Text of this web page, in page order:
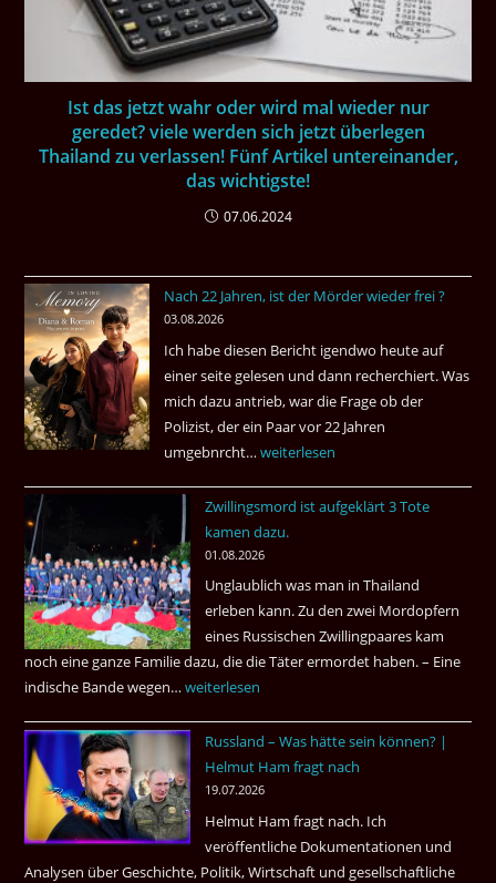
Ist das jetzt wahr oder wird mal wieder nur
geredet? viele werden sich jetzt überlegen
Thailand zu verlassen! Fünf Artikel untereinander,
das wichtigste!
07.06.2024
Nach 22 Jahren, ist der Mörder wieder frei ?
03.08.2026
Ich habe diesen Bericht igendwo heute auf
einer seite gelesen und dann recherchiert. Was
mich dazu antrieb, war die Frage ob der
Polizist, der ein Paar vor 22 Jahren
umgebnrcht… Nach
Jahren,
ist
der
Mörder
wieder
frei
?
weiterlesen
Zwillingsmord ist aufgeklärt 3 Tote
kamen dazu.
01.08.2026
Unglaublich was man in Thailand
erleben kann. Zu den zwei Mordopfern
eines Russischen Zwillingpaares kam
noch eine ganze Familie dazu, die die Täter ermordet haben. – Eine
indische Bande wegen…Zwillingsmord
aufgeklärt
3
Tote
kamen
dazu.
weiterlesen
Russland – Was hätte sein können? |
Helmut Ham fragt nach
19.07.2026
Helmut Ham fragt nach. Ich
veröffentliche Dokumentationen und
Analysen über Geschichte, Politik, Wirtschaft und gesellschaftliche